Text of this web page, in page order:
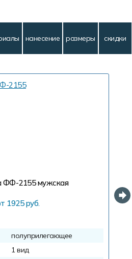
нанесение размеры скидки
ФФ-2155мужская
1925 руб.
полуприлегающее
1 вид